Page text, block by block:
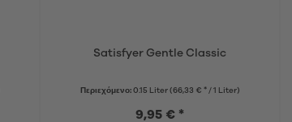
Satisfyer Gentle Classic
Περιεχόμενο: 0.15 Liter (66,33 € * / 1 Liter)
9,95 € *